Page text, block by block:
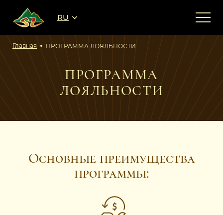
RU
Главная ПРОГРАММА ЛОЯЛЬНОСТИ
ПРОГРАММА
ЛОЯЛЬНОСТИ
Основные преимущества
программы: